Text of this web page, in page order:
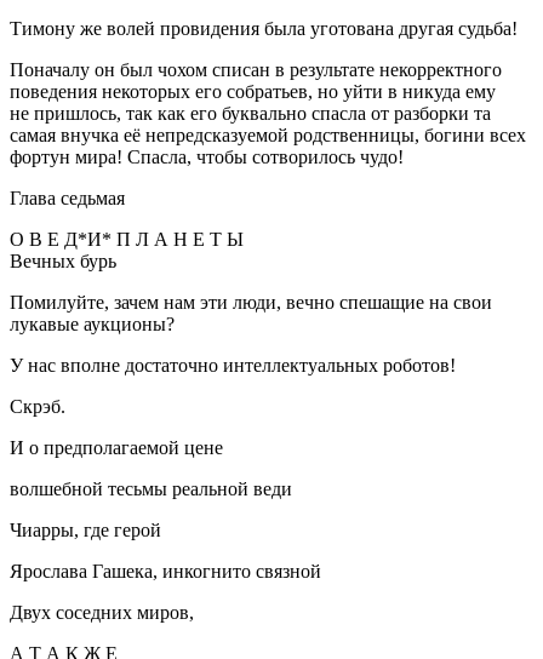
Тимону же волей провидения была уготована другая судьба!
Поначалу он был чохом списан в результате некорректного
поведения некоторых его собратьев, но уйти в никуда ему
не пришлось, так как его буквально спасла от разборки та
самая внучка её непредсказуемой родственницы, богини всех
фортун мира! Спасла, чтобы сотворилось чудо!
Глава седьмая
О В Е Д*И* П Л А Н Е Т Ы
Вечных бурь
Помилуйте, зачем нам эти люди, вечно спешащие на свои
лукавые аукционы?
У нас вполне достаточно интеллектуальных роботов!
Скрэб.
И о предполагаемой цене
волшебной тесьмы реальной веди
Чиарры, где герой
Ярослава Гашека, инкогнито связной
Двух соседних миров,
А Т А К Ж Е